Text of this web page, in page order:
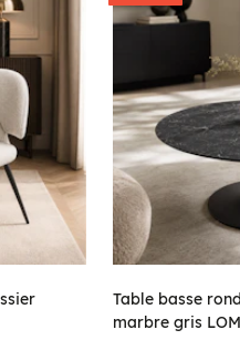
Table basse
marbre gris